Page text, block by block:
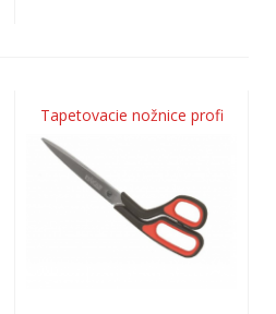
Tapetovacie nožnice profi